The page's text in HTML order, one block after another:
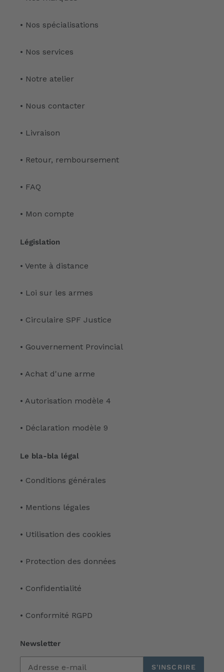
• Nos spécialisations
• Nos services
• Notre atelier
• Nous contacter
• Livraison
• Retour, remboursement
• FAQ
• Mon compte
Législation
• Vente à distance
• Loi sur les armes
• Circulaire SPF Justice
• Gouvernement Provincial
• Achat d'une arme
• Autorisation modèle 4
• Déclaration modèle 9
Le bla-bla légal
• Conditions générales
• Mentions légales
• Utilisation des cookies
• Protection des données
• Confidentialité
• Conformité RGPD
Newsletter
S'INSCRIRE